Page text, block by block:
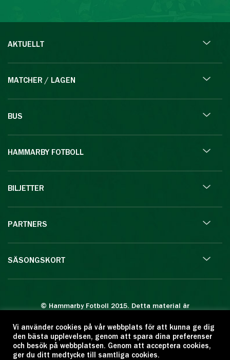
AKTUELLT
MATCHER / LAGEN
BUS
HAMMARBY FOTBOLL
BILJETTER
PARTNERS
SÄSONGSKORT
© Hammarby Fotboll 2015. Detta material är
Eftertryck eller annan kopiering är förbjuden.
Citera oss gärna men ange källan:
www.hammarbyfotboll.se. Ansvarig utgivare:
Vi använder cookies på vår webbplats för att kunna ge dig
den bästa upplevelsen, genom att spara dina preferenser
och besök på webbplatsen. Genom att acceptera cookies,
ger du ditt medtycke till samtliga cookies.